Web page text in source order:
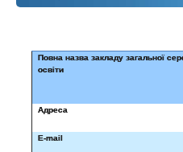
Повна назва закладу загальної
освіти
Адреса
E-mail